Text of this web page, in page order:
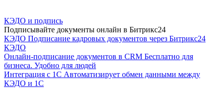
КЭДО и подпись
Подписывайте документы онлайн в Битрикс24
КЭДО Подписание кадровых документов через Битрикс24
КЭДО
Онлайн-подписание документов в CRM Бесплатно для
бизнеса. Удобно для людей
Интеграция с 1С Автоматизирует обмен данными между
КЭДО и 1С